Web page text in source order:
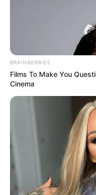
ΤΑΥΤΟΤΗΤΑ ΚΑΙ
© 2025
BRAINBERRIES
Films To Make You
Cinema